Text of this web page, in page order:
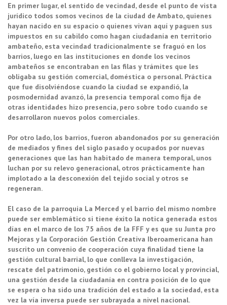
En primer lugar, el sentido de vecindad, desde el punto de vista
jurídico todos somos vecinos de la ciudad de Ambato, quienes
hayan nacido en su espacio o quienes vivan aquí y paguen sus
impuestos en su cabildo como hagan ciudadanía en territorio
ambateño, esta vecindad tradicionalmente se fraguó en los
barrios, luego en las instituciones en donde los vecinos
ambateños se encontraban en las filas y trámites que les
obligaba su gestión comercial, doméstica o personal. Práctica
que fue disolviéndose cuando la ciudad se expandió, la
posmodernidad avanzó, la presencia temporal como fija de
otras identidades hizo presencia, pero sobre todo cuando se
desarrollaron nuevos polos comerciales.
Por otro lado, los barrios, fueron abandonados por su generación
de mediados y fines del siglo pasado y ocupados por nuevas
generaciones que las han habitado de manera temporal, unos
luchan por su relevo generacional, otros prácticamente han
implotado a la desconexión del tejido social y otros se
regeneran.
El caso de la parroquia La Merced y el barrio del mismo nombre
puede ser emblemático si tiene éxito la notica generada estos
días en el marco de los 75 años de la FFF y es que su Junta pro
Mejoras y la Corporación Gestión Creativa Iberoamericana han
suscrito un convenio de cooperación cuya finalidad tiene la
gestión cultural barrial, lo que conlleva la investigación,
rescate del patrimonio, gestión co el gobierno local y provincial,
una gestión desde la ciudadanía en contra posición de lo que
se espera o ha sido una tradición del estado a la sociedad, esta
vez la vía inversa puede ser subrayada a nivel nacional.